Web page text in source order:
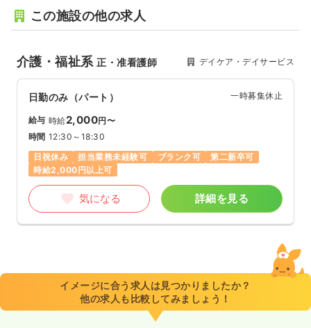
この施設の他の求人
介護・福祉系正・准看護師 デイケア・デイサービス
日勤のみ（パート） 一時募集休止
給与 時給2,000円〜
時間 12:30～18:30
日祝休み
担当業務未経験可 ブランク可
第二新卒可
時給2,000円以上可
気になる 詳細を見る
イメージに合う求人は見つかりましたか？
他の求人も比較してみましょう！